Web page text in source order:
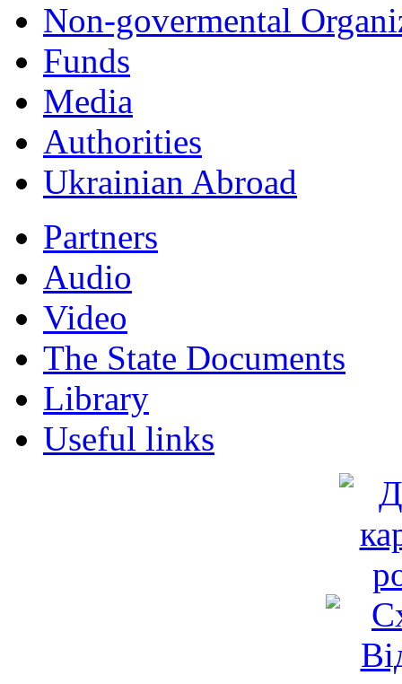
Non-govermental
Funds
Мedia
Authorities
Ukrainian Abroad
Partners
Audio
Video
The State Documents
Library
Useful links